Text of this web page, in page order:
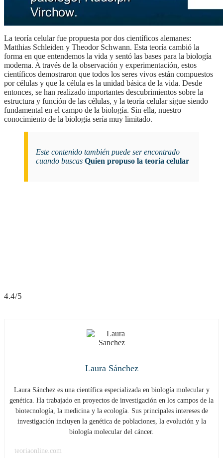
la teoría celular fue propuesta por dos científicos alemanes:
Matthias Schleiden y Theodor Schwann. Esta teoría cambió la
forma en que entendemos la vida y sentó las bases para la biología
moderna. A través de la observación y experimentación, estos
científicos demostraron que todos los seres vivos están compuestos
por células y que la célula es la unidad básica de la vida. Desde
entonces, se han realizado importantes descubrimientos sobre la
estructura y función de las células, y la teoría celular sigue siendo
fundamental en el campo de la biología. Sin ella, nuestro
conocimiento de la biología sería muy limitado.
Este contenido también puede ser encontrado
cuando buscas Quien propuso la teoria celular
4.4/5
Laura Sánchez
Laura Sánchez es una científica especializada en biología molecular y
genética. Ha trabajado en proyectos de investigación en los campos de la
biotecnología, la medicina y la ecología. Sus principales intereses de
investigación incluyen la genética de poblaciones, la evolución y la
biología molecular del cáncer.
teoriaonline.com